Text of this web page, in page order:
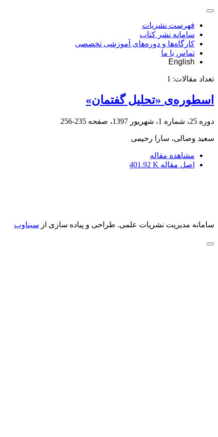
فهرست نشریات
سامانه نشر کتاب
کارگاه‌ها و دوره‌های آموزشی تخصصی
تماس با ما
English
تعداد مقالات: 1
اسطوره‌ی «تحلیل گفتمان»
دوره 25، شماره 1، شهریور 1397، صفحه 235-256
سعید وصالی، سارا رحیمی
مشاهده مقاله
اصل مقاله 401.92 K
سامانه مدیریت نشریات علمی. طراحی و پیاده سازی از سیناوب